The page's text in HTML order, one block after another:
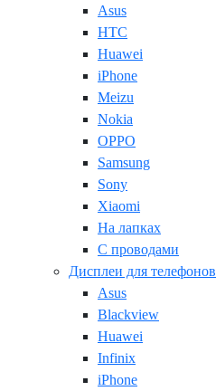
Asus
HTC
Huawei
iPhone
Meizu
Nokia
OPPO
Samsung
Sony
Xiaomi
На лапках
С проводами
Дисплеи для телефонов
Asus
Blackview
Huawei
Infinix
iPhone